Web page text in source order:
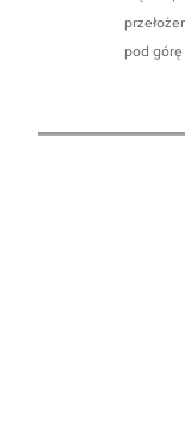
pod górę